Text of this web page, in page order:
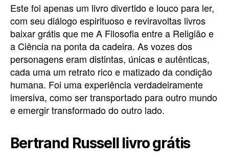
Este foi apenas um livro divertido e louco para ler,
com seu diálogo espirituoso e reviravoltas livros
baixar grátis que me A Filosofia entre a Religião e
a Ciência na ponta da cadeira. As vozes dos
personagens eram distintas, únicas e autênticas,
cada uma um retrato rico e matizado da condição
humana. Foi uma experiência verdadeiramente
imersiva, como ser transportado para outro mundo
e emergir transformado do outro lado.
Bertrand Russell livro grátis